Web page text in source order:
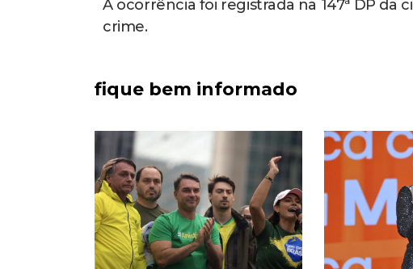
A ocorrência foi registrada na 147ª DP da
crime.
fique bem informado